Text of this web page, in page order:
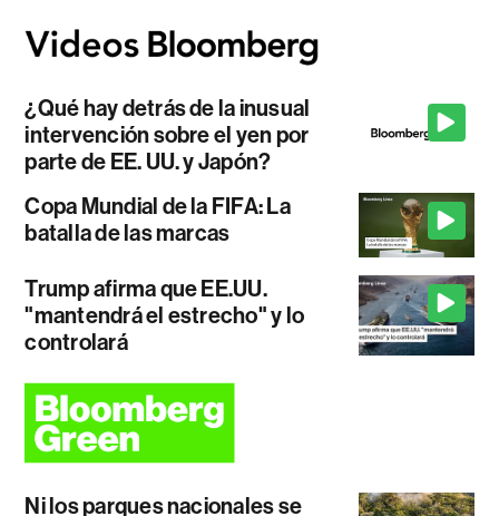
¿Qué hay detrás de la inusual
intervención sobre el yen por
parte de EE. UU. y Japón?
Copa Mundial de la FIFA: La
batalla de las marcas
Trump afirma que EE.UU.
"mantendrá el estrecho" y lo
controlará
Ni los parques nacionales se